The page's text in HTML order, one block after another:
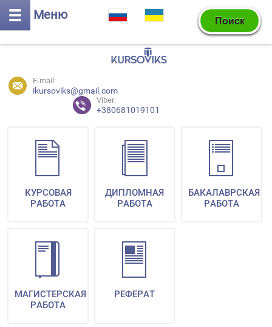
Меню
E-mail:
ikursoviks@gmail.com
Viber:
+380681019101
КУРСОВАЯ
РАБОТА
ДИПЛОМНАЯ
РАБОТА
БАКАЛАВРСКАЯ
РАБОТА
МАГИСТЕРСКАЯ
РАБОТА
РЕФЕРАТ